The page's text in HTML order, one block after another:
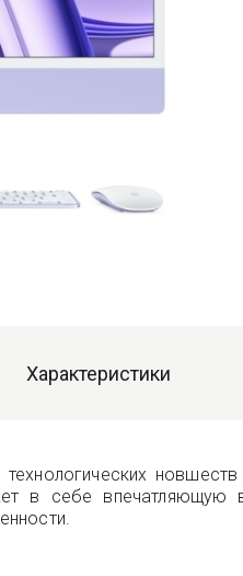
Характеристики
технологических
в себе впечатляющую